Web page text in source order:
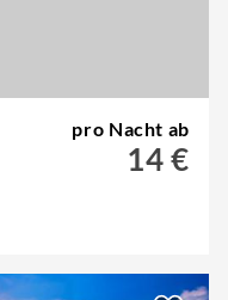
pro Nacht ab
14 €